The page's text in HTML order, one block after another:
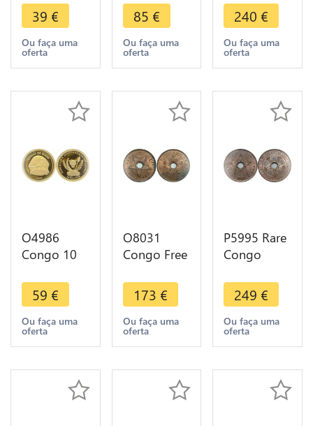
Centime
Albert I
1919 UNC -
> M Offer
39 €
Ou faça uma
oferta
Centimes
Leopold II
1888 UNC -
> M Offer
85 €
Ou faça uma
oferta
Centimes
Leopold II
1887 UNC -
> M Offer
240 €
Ou faça uma
oferta
O4986
Congo 10
Sphinx
Gizeh Egypt
2009 Or
Gold 999%
59 €
Ou faça uma
oferta
O8031
Congo Free
Centimes
Léopold II
1887 UNC
!!!
173 €
Ou faça uma
oferta
P5995 Rare
Congo
Centimes
Léopold II
1888 /7
NGC MS65
offer
249 €
Ou faça uma
oferta